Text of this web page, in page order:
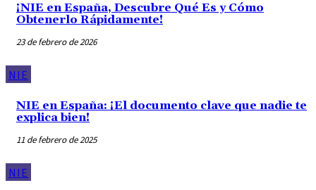
¡NIE en España, Descubre Qué Es y Cómo
Obtenerlo Rápidamente!
23 de febrero de 2026
NIE
NIE en España: ¡El documento clave que nadie te
explica bien!
11 de febrero de 2025
NIE